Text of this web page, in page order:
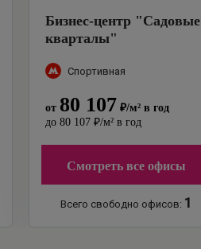
Бизнес-центр "Садовые
кварталы"
Спортивная
от 80 107 ₽/м² в год
до 80 107 ₽/м² в год
Смотреть все офисы
Всего свободно офисов: 1